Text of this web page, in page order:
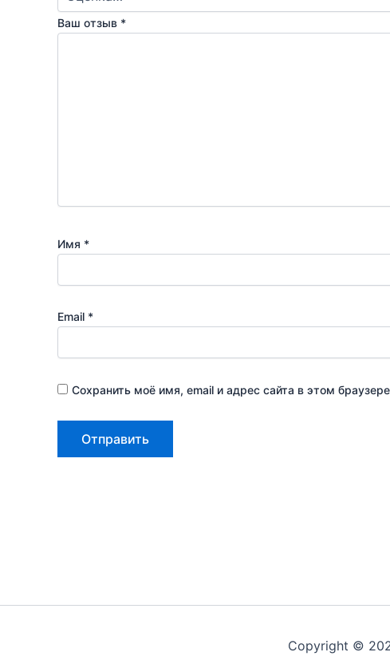
Ваш отзыв *
Имя *
Email *
Сохранить моё имя, email и адрес сайта в этом
Copyright ©